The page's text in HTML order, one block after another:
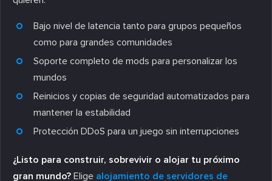
Bajo nivel de latencia tanto para grupos pequeños
como para grandes comunidades
Soporte completo de mods para personalizar los
mundos
Reinicios y copias de seguridad automatizados para
mantener la estabilidad
Protección DDoS para un juego sin interrupciones
¿Listo para construir, sobrevivir o alojar tu próximo
gran mundo? Elige alojamiento de servidores de